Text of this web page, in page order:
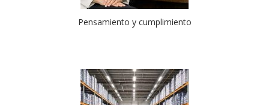
Pensamiento y cumplimiento